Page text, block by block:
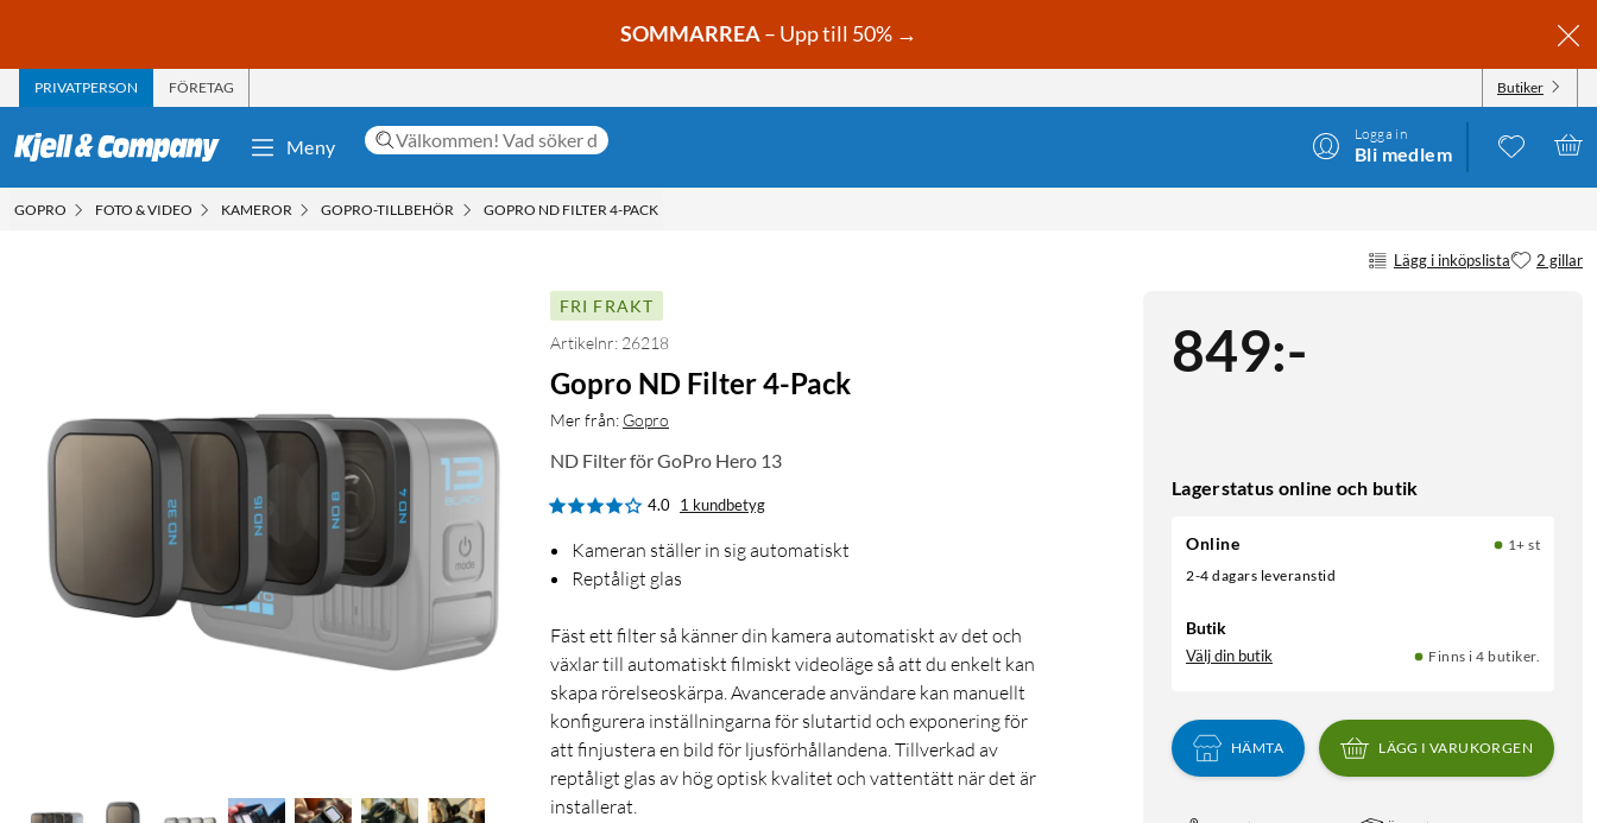
SOMMARREA– Upp till 50% →
PRIVATPERSON FÖRETAG Butiker
Meny
Logga in
Bli medlem
GOPRO FOTO & VIDEO KAMEROR GOPRO-TILLBEHÖR GOPRO ND FILTER 4-PACK
Lägg i inköpslista 2 gillar
849:-
Lagerstatus online och butik
Online
1+ st
2-4 dagars leveranstid
Butik
Välj din butik Finns i 4 butiker.
HÄMTA LÄGG I VARUKORGEN
FRI FRAKT
Artikelnr: 26218
Gopro ND Filter 4-Pack
Mer från: Gopro
ND Filter för GoPro Hero 13
4.0 1 kundbetyg
Kameran ställer in sig automatiskt
Reptåligt glas
Fäst ett filter så känner din kamera automatiskt av det och
växlar till automatiskt filmiskt videoläge så att du enkelt kan
skapa rörelseoskärpa. Avancerade användare kan manuellt
konfigurera inställningarna för slutartid och exponering för
att finjustera en bild för ljusförhållandena. Tillverkad av
reptåligt glas av hög optisk kvalitet och vattentätt när det är
installerat.